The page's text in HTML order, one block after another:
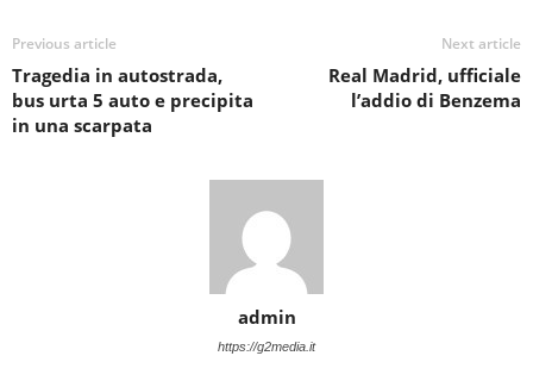
Previous article
Tragedia in autostrada,
bus urta 5 auto e precipita
in una scarpata
Next article
Real Madrid, ufficiale
l’addio di Benzema
admin
https://g2media.it